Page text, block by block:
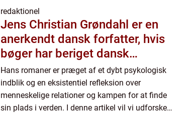
redaktionel
Jens Christian Grøndahl er en
anerkendt dansk forfatter, hvis
bøger har beriget dansk
litteratur i årtier
Hans romaner er præget af et dybt psykologisk
indblik og en eksistentiel refleksion over
menneskelige relationer og kampen for at finde
sin plads i verden. I denne artikel vil vi udforske